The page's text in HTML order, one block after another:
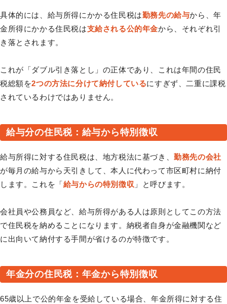
具体的には、給与所得にかかる住民税は勤務先の給与から、年
金所得にかかる住民税は支給される公的年金から、それぞれ引
き落とされます。
これが「ダブル引き落とし」の正体であり、これは年間の住民
税総額を2つの方法に分けて納付しているにすぎず、二重に課税
されているわけではありません。
給与分の住民税：給与から特別徴収
給与所得に対する住民税は、地方税法に基づき、勤務先の会社
が毎月の給与から天引きして、本人に代わって市区町村に納付
します。これを「給与からの特別徴収 」と呼びます。
会社員や公務員など、給与所得がある人は原則としてこの方法
で住民税を納めることになります。納税者自身が金融機関など
に出向いて納付する手間が省けるのが特徴です。
年金分の住民税：年金から特別徴収
65歳以上で公的年金を受給している場合、年金所得に対する住